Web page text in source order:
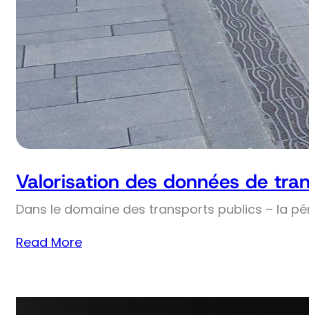
Valorisation des données de
Dans le domaine des transports publics – la
Read More